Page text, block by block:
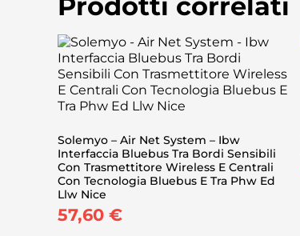
Prodotti correlati
Solemyo – Air Net System – Ibw
Interfaccia Bluebus Tra Bordi Sensibili
Con Trasmettitore Wireless E Centrali
Con Tecnologia Bluebus E Tra Phw Ed
Llw Nice
57,60 €